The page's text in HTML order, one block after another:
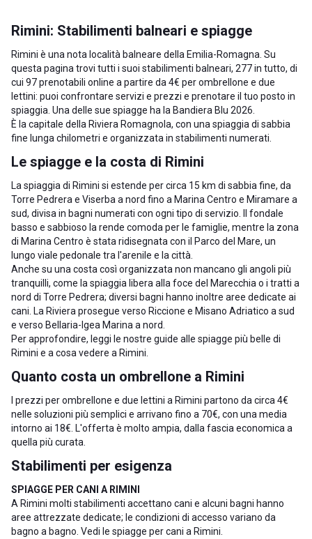
Rimini: Stabilimenti balneari e spiagge
Rimini è una nota località balneare della Emilia-Romagna . Su
questa pagina trovi tutti i suoi stabilimenti balneari, 277 in tutto, di
cui 97 prenotabili online a partire da 4€ per ombrellone e due
lettini: puoi confrontare servizi e prezzi e prenotare il tuo posto in
spiaggia. Una delle sue spiagge ha la Bandiera Blu 2026.
È la capitale della Riviera Romagnola, con una spiaggia di sabbia
fine lunga chilometri e organizzata in stabilimenti numerati.
Le spiagge e la costa di Rimini
La spiaggia di Rimini si estende per circa 15 km di sabbia fine, da
Torre Pedrera e Viserba a nord fino a Marina Centro e Miramare a
sud, divisa in bagni numerati con ogni tipo di servizio. Il fondale
basso e sabbioso la rende comoda per le famiglie, mentre la zona
di Marina Centro è stata ridisegnata con il Parco del Mare, un
lungo viale pedonale tra l'arenile e la città.
Anche su una costa così organizzata non mancano gli angoli più
tranquilli, come la spiaggia libera alla foce del Marecchia o i tratti a
nord di Torre Pedrera; diversi bagni hanno inoltre aree dedicate ai
cani. La Riviera prosegue verso Riccione e Misano Adriatico a sud
e verso Bellaria-Igea Marina a nord.
Per approfondire, leggi le nostre guide alle spiagge più belle di
Rimini e a cosa vedere a Rimini
Quanto costa un ombrellone a Rimini
I prezzi per ombrellone e due lettini a Rimini partono da circa 4€
nelle soluzioni più semplici e arrivano fino a 70€, con una media
intorno ai 18€. L'offerta è molto ampia, dalla fascia economica a
quella più curata.
Stabilimenti per esigenza
SPIAGGE PER CANI A RIMINI
A Rimini molti stabilimenti accettano cani e alcuni bagni hanno
aree attrezzate dedicate; le condizioni di accesso variano da
bagno a bagno. Vedi le spiagge per cani a Rimini